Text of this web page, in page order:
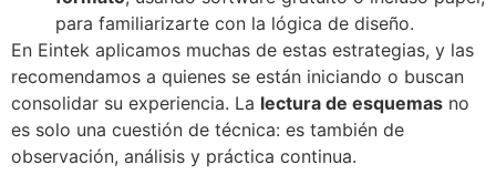
para familiarizarte con la lógica de diseño.
En Eintek aplicamos muchas de estas estrategias, y las
recomendamos a quienes se están iniciando o buscan
consolidar su experiencia. La lectura de esquemas no
es solo una cuestión de técnica: es también de
observación, análisis y práctica continua.